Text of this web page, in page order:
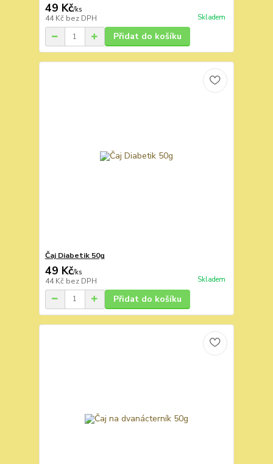
49 Kč/ks
44 Kč bez DPH Skladem
Přidat do košíku
Čaj Diabetik 50g
49 Kč/ks
44 Kč bez DPH Skladem
Přidat do košíku